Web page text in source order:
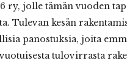
ry, jolle tämän vuoden
Tulevan kesän
panostuksia, joita
tulovirrasta